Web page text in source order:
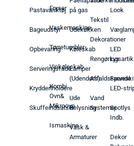
Pastaværktøj
Bageudstyr
Opbevaring
Serveringsfade
Krydderiholdere
Skuffeindsatser
Fryser
Vaskemaskine
Tørretumbler
Vinkøleskab
Kombi
Ovn&
Mikroovn
Ismaskine
på gas
Udekøkken
Køleskab
Lamper
(Udendørs)
Ude
Belysning
Vask &
Armaturer
Tekstil
Dekorationer
Affaldsspande
Vand
Systemer
Look
LED
Lys
LED-
Spotlys
Indb.
Dekor